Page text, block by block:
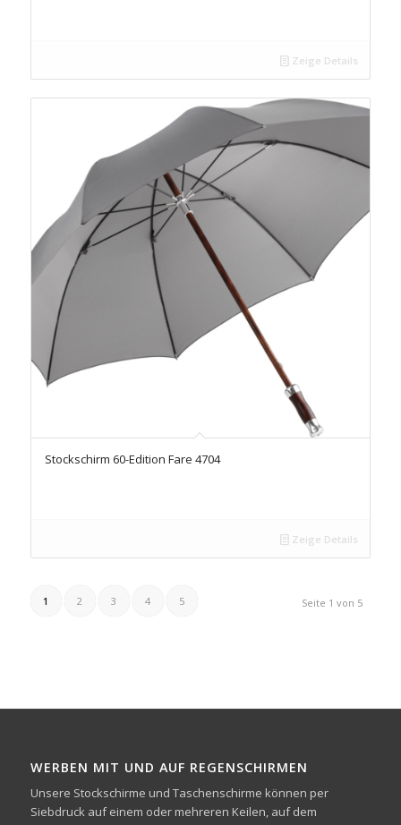
Zeige Details
Stockschirm 60-Edition Fare 4704
Zeige Details
Seite 1 von 5
1 2 3 4 5
WERBEN MIT UND AUF REGENSCHIRMEN
Unsere Stockschirme und Taschenschirme können per
Siebdruck auf einem oder mehreren Keilen, auf dem